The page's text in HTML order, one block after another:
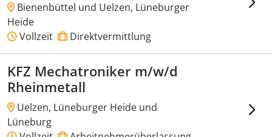
Bienenbüttel und Uelzen, Lüneburger
Heide
Vollzeit
Direktvermittlung
KFZ Mechatroniker m/w/d
Rheinmetall
Uelzen, Lüneburger Heide und
Lüneburg